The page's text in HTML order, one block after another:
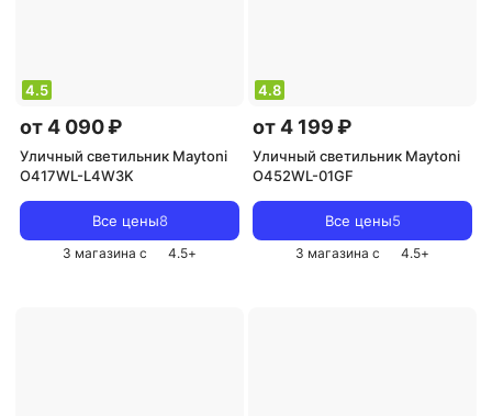
4.5
от 4 090 ₽
Уличный светильник Maytoni
O417WL-L4W3K
Все цены8
3 магазина с 4.5+
4.8
от 4 199 ₽
Уличный светильник Maytoni
O452WL-01GF
Все цены5
3 магазина с 4.5+